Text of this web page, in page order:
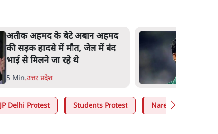
अतीक अहमद के बेटे अबान अहमद
की सड़क हादसे में मौत, जेल में बंद
भाई से मिलने जा रहे थे
5 Min.उत्तर प्रदेश
Delhi Protest Students Protest Narendra Modi